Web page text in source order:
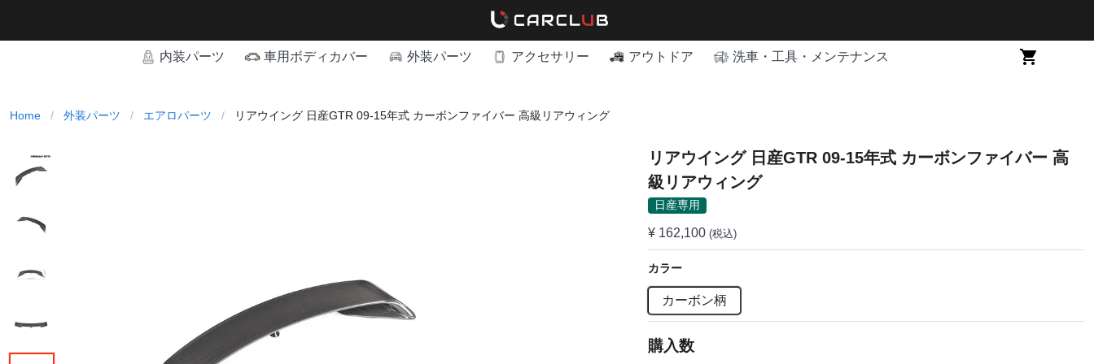
内装パーツ 車用ボディカバー 外装パーツ アクセサリー アウトドア 洗車・工具・メンテナンス
Home / 外装パーツ / エアロパーツ / リアウイング 日産GTR 09-15年式 カーボンファイバー 高級リアウィング
リアウイング 日産GTR 09-15年式 カーボンファイバー 高
級リアウィング
日産専用
¥ 162,100 (税込)
カラー
カーボン柄
購入数